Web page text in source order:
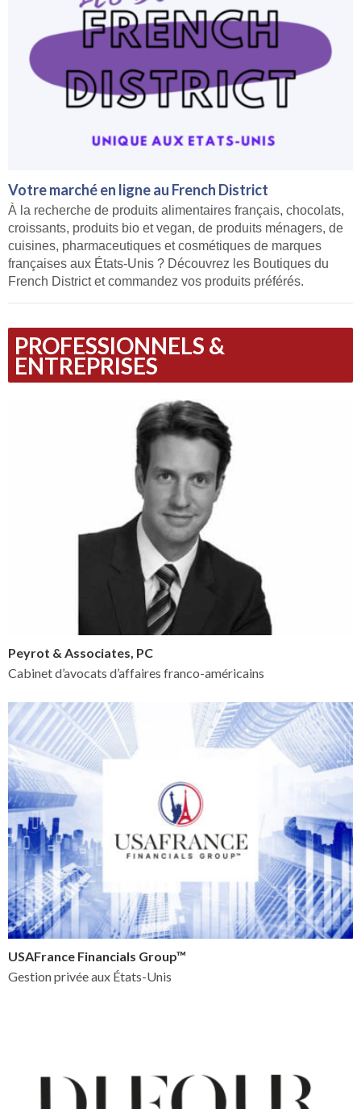
Votre marché en ligne au French District
À la recherche de produits alimentaires français, chocolats,
croissants, produits bio et vegan, de produits ménagers, de
cuisines, pharmaceutiques et cosmétiques de marques
françaises aux États-Unis ? Découvrez les Boutiques du
French District et commandez vos produits préférés.
PROFESSIONNELS &
ENTREPRISES
Peyrot & Associates, PC
Cabinet d’avocats d’affaires franco-américains
USAFrance Financials Group™
Gestion privée aux États-Unis